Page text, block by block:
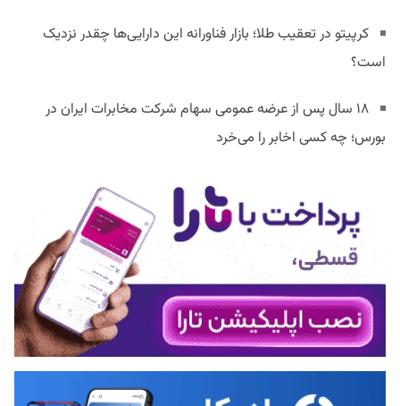
کرپیتو در تعقیب طلا؛ بازار فناورانه این دارایی‌ها چقدر نزدیک
است؟
۱۸ سال پس از عرضه عمومی سهام شرکت مخابرات ایران در
بورس؛ چه کسی اخابر را می‌خرد